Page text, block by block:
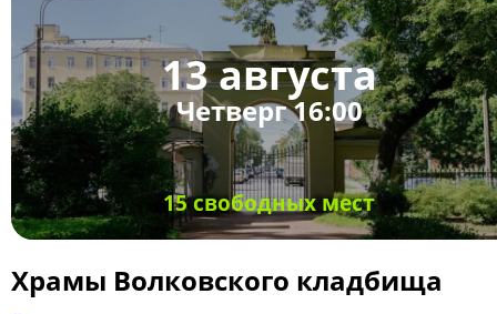
13 августа
Четверг 16:00
15 свободных мест
Храмы Волковского кладбища